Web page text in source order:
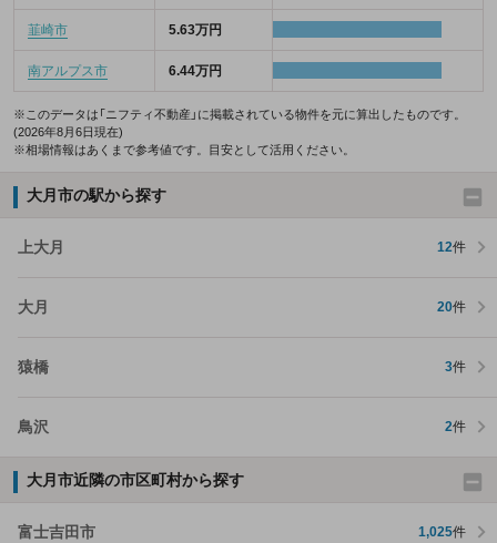
韮崎市 5.63万円
南アルプス市 6.44万円
※このデータは「ニフティ不動産」に掲載されている物件を元に算出したものです。
(2026年8月6日現在)
※相場情報はあくまで参考値です。目安として活用ください。
大月市の駅から探す
上大月 12件
大月 20件
猿橋 3件
鳥沢 2件
大月市近隣の市区町村から探す
富士吉田市 1,025件